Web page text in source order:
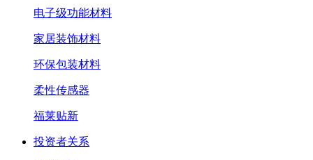
电子级功能材料
家居装饰材料
环保包装材料
柔性传感器
福莱贴新
投资者关系